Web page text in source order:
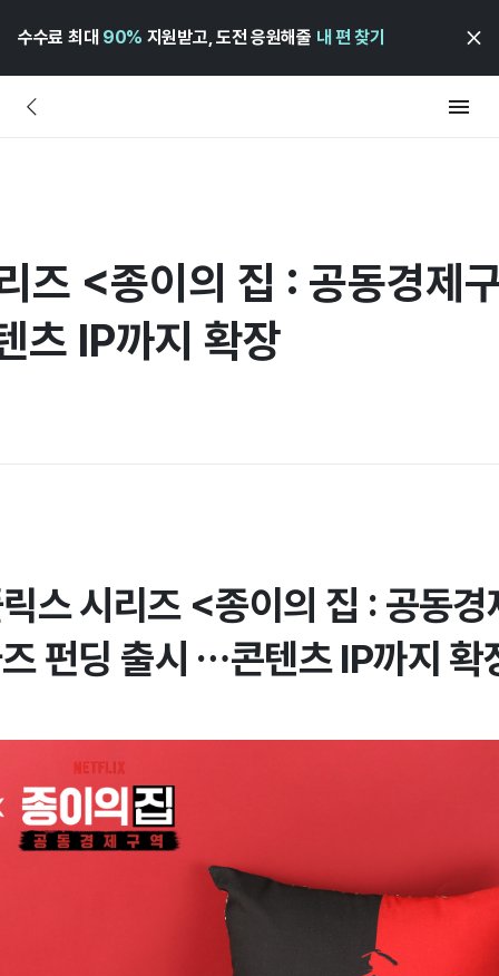
수수료 최대 90% 지원받고, 도전 응원해줄 내 편 찾기
즈 <종이의 집 : 공동경제
츠 IP까지 확장
스 시리즈 <종이의 집 : 공동
펀딩 출시 …콘텐츠 IP까지 확